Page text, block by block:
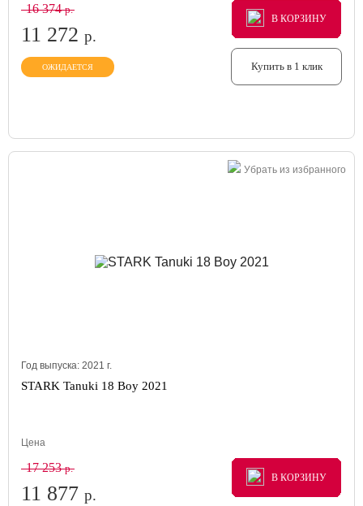
16 374р.
11 272 р.
ОЖИДАЕТСЯ
В КОРЗИНУ
В КОРЗИНУ
В КОРЗИНУ
Купить в 1 клик
Убрать из избранного
Год выпуска: 2021 г.
STARK Tanuki 18 Boy 2021
Цена
17 253р.
11 877 р.
В КОРЗИНУ
В КОРЗИНУ
В КОРЗИНУ